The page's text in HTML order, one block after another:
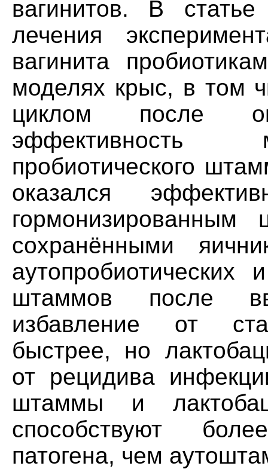
вагинитов. В статье
лечения
вагинита
моделях крыс, в том
циклом после
эффективность
пробиотического
оказался
сохранёнными
аутопробиотических
штаммов после
избавление от
быстрее, но
от рецидива
штаммы и
способствуют
патогена, чем